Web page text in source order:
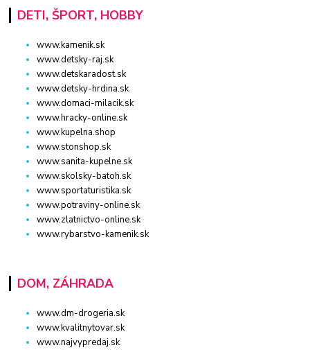
DETI, ŠPORT, HOBBY
www.kamenik.sk
www.detsky-raj.sk
www.detskaradost.sk
www.detsky-hrdina.sk
www.domaci-milacik.sk
www.hracky-online.sk
www.kupelna.shop
www.stonshop.sk
www.sanita-kupelne.sk
www.skolsky-batoh.sk
www.sportaturistika.sk
www.potraviny-online.sk
www.zlatnictvo-online.sk
www.rybarstvo-kamenik.sk
DOM, ZÁHRADA
www.dm-drogeria.sk
www.kvalitnytovar.sk
www.najvypredaj.sk